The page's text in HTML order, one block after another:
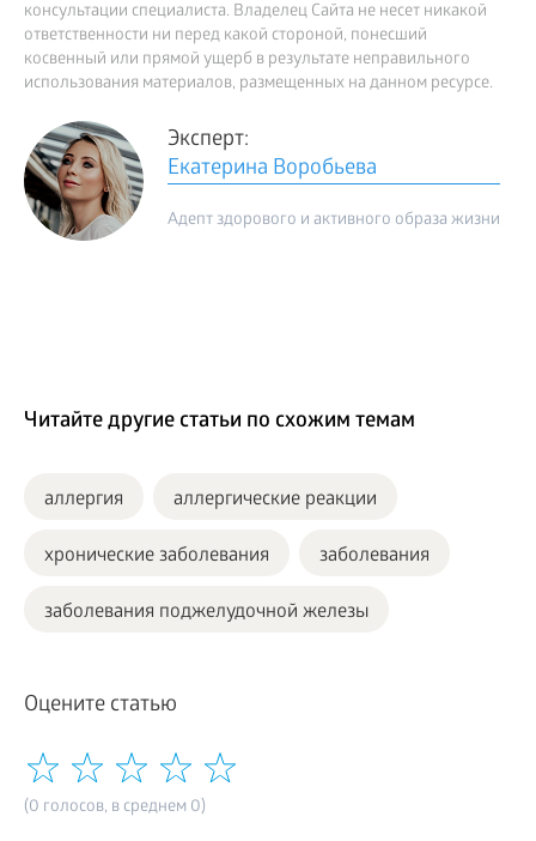
консультации специалиста. Владелец Сайта не несет никакой
ответственности ни перед какой стороной, понесший
косвенный или прямой ущерб в результате неправильного
использования материалов, размещенных на данном ресурсе.
Эксперт:
Екатерина Воробьева
Адепт здорового и активного образа жизни
Читайте другие статьи по схожим темам
аллергия аллергические реакции
хронические заболевания заболевания
заболевания поджелудочной железы
Оцените статью
(0 голосов, в среднем 0)